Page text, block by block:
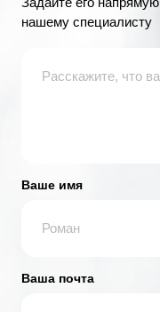
нашему специалисту
Ваше имя
Ваша почта